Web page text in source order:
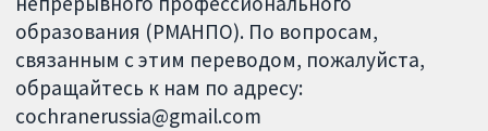
образования (РМАНПО). По вопросам,
связанным с этим переводом, пожалуйста,
обращайтесь к нам по адресу:
cochranerussia@gmail.com